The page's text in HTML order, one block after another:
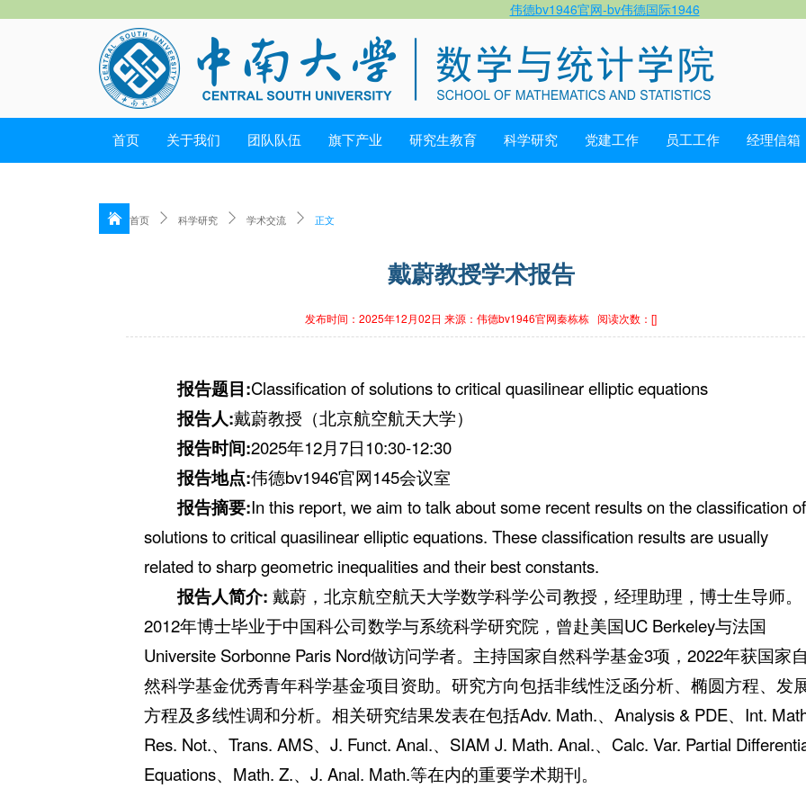
伟德bv1946官网-bv伟德国际1946
首页 关于我们 团队队伍 旗下产业 研究生教育 科学研究 党建工作 员工工作 经理信箱
首页 科学研究 学术交流 正文
戴蔚教授学术报告
发布时间：2025年12月02日 来源：伟德bv1946官网秦栋栋 阅读次数：[]
报告题目:Classification of solutions to critical quasilinear elliptic equations
报告人:戴蔚教授（北京航空航天大学）
报告时间:2025年12月7日10:30-12:30
报告地点:伟德bv1946官网145会议室
报告摘要:In this report, we aim to talk about some recent results on the classification of
solutions to critical quasilinear elliptic equations. These classification results are usually
related to sharp geometric inequalities and their best constants.
报告人简介: 戴蔚，北京航空航天大学数学科学公司教授，经理助理，博士生导师。
2012年博士毕业于中国科公司数学与系统科学研究院，曾赴美国UC Berkeley与法国
Universite Sorbonne Paris Nord做访问学者。主持国家自然科学基金3项，2022年获国家自
然科学基金优秀青年科学基金项目资助。研究方向包括非线性泛函分析、椭圆方程、发
方程及多线性调和分析。相关研究结果发表在包括Adv. Math.、Analysis & PDE、Int.
Res. Not.、Trans. AMS、J. Funct. Anal.、SIAM J. Math. Anal.、Calc. Var. Partial
Equations、Math. Z.、J. Anal. Math.等在内的重要学术期刊。